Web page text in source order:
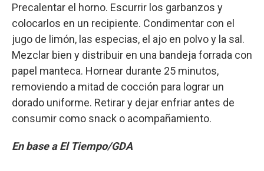
Precalentar el horno. Escurrir los garbanzos y
colocarlos en un recipiente. Condimentar con el
jugo de limón, las especias, el ajo en polvo y la sal.
Mezclar bien y distribuir en una bandeja forrada con
papel manteca. Hornear durante 25 minutos,
removiendo a mitad de cocción para lograr un
dorado uniforme. Retirar y dejar enfriar antes de
consumir como snack o acompañamiento.
En base a El Tiempo/GDA